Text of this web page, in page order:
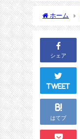
ホーム
シェア
Tweet
B!
はてブ